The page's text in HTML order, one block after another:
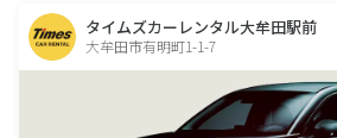
タイムズカーレンタル大牟田駅前
大牟田市有明町1-1-7